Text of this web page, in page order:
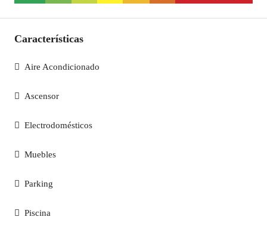
Características
Aire Acondicionado
Ascensor
Electrodomésticos
Muebles
Parking
Piscina